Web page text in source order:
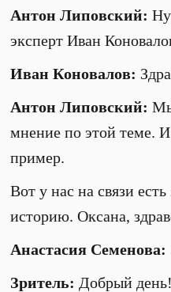
Антон Липовский: Ну
эксперт Иван
Иван Коновалов:
Антон Липовский:
мнение по этой теме. И
пример.
Вот у нас на связи
историю. Оксана,
Анастасия Семенова:
Зритель: Добрый день!